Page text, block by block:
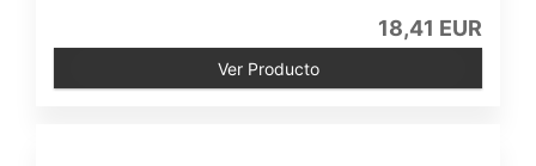
18,41 EUR
Ver Producto